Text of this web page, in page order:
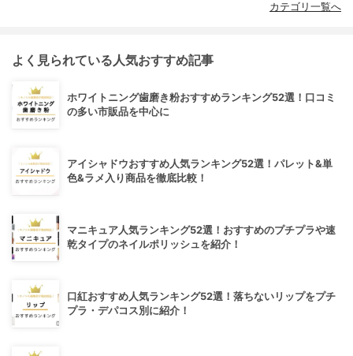
カテゴリ一覧へ
よく見られている人気おすすめ記事
ホワイトニング歯磨き粉おすすめランキング52選！口コミ
の多い市販品を中心に
アイシャドウおすすめ人気ランキング52選！パレット&単
色&ラメ入り商品を徹底比較！
マニキュア人気ランキング52選！おすすめのプチプラや速
乾タイプのネイルポリッシュを紹介！
口紅おすすめ人気ランキング52選！落ちないリップをプチ
プラ・デパコス別に紹介！